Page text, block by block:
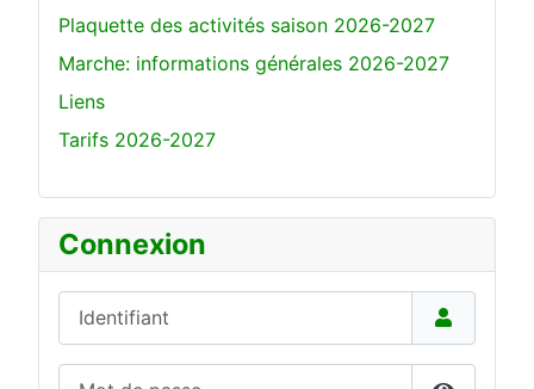
Plaquette des activités saison 2026-2027
Marche: informations générales 2026-2027
Liens
Tarifs 2026-2027
Connexion